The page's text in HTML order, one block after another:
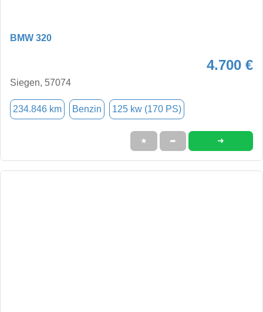
BMW 320
4.700 €
Siegen, 57074
234.846 km Benzin 125 kw (170 PS)
★ ➦ ➜